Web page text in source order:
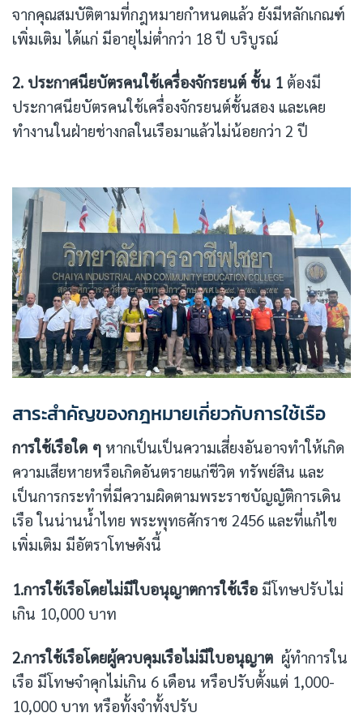
จากคุณสมบัติตามที่กฎหมายกำหนดแล้ว ยังมีหลักเกณฑ์
เพิ่มเติม ได้แก่ มีอายุไม่ต่ำกว่า 18 ปี บริบูรณ์
2. ประกาศนียบัตรคนใช้เครื่องจักรยนต์ ชั้น 1 ต้องมี
ประกาศนียบัตรคนใช้เครื่องจักรยนต์ชั้นสอง และเคย
ทำงานในฝ่ายช่างกลในเรือมาแล้วไม่น้อยกว่า 2 ปี
สาระสำคัญของกฎหมายเกี่ยวกับการใช้เรือ
การใช้เรือใด ๆ หากเป็นเป็นความเสี่ยงอันอาจทำให้เกิด
ความเสียหายหรือเกิดอันตรายแก่ชีวิต ทรัพย์สิน และ
เป็นการกระทำที่มีความผิดตามพระราชบัญญัติการเดิน
เรือ ในน่านน้ำไทย พระพุทธศักราช 2456 และที่แก้ไข
เพิ่มเติม มีอัตราโทษดังนี้
1.การใช้เรือโดยไม่มีใบอนุญาตการใช้เรือ มีโทษปรับไม่
เกิน 10,000 บาท
2.การใช้เรือโดยผู้ควบคุมเรือไม่มีใบอนุญาต ผู้ทำการใน
เรือ มีโทษจำคุกไม่เกิน 6 เดือน หรือปรับตั้งแต่ 1,000-
10,000 บาท หรือทั้งจำทั้งปรับ